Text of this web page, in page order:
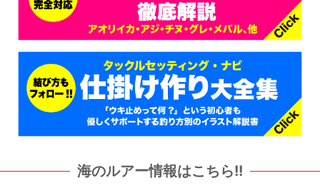
海のルアー情報はこちら!!